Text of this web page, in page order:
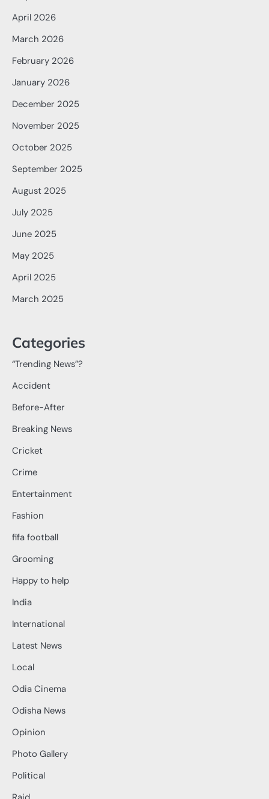
April 2026
March 2026
February 2026
January 2026
December 2025
November 2025
October 2025
September 2025
August 2025
July 2025
June 2025
May 2025
April 2025
March 2025
Categories
“Trending News”?
Accident
Before-After
Breaking News
Cricket
Crime
Entertainment
Fashion
fifa football
Grooming
Happy to help
India
International
Latest News
Local
Odia Cinema
Odisha News
Opinion
Photo Gallery
Political